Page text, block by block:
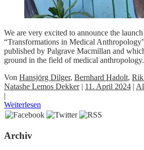
We are very excited to announce the
“Transformations in Medical
published by Palgrave Macmillan and
ground in the field of medical
Von Hansjörg Dilger, Bernhard Hadolt,
Natashe Lemos Dekker| 11. April 2024 |
|
Weiterlesen
Archiv